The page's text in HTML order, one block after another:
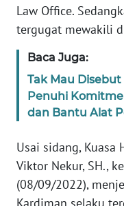
Law Office.
tergugat mewakili
Baca Juga:
Tak Mau
Penuhi
dan Bantu Alat
Usai sidang, Kuasa
Viktor Nekur, SH.,
(08/09/2022),
Kardiman selaku
BARAT
RIAU
WN
SERAMBI
WN
JAMBI
WN